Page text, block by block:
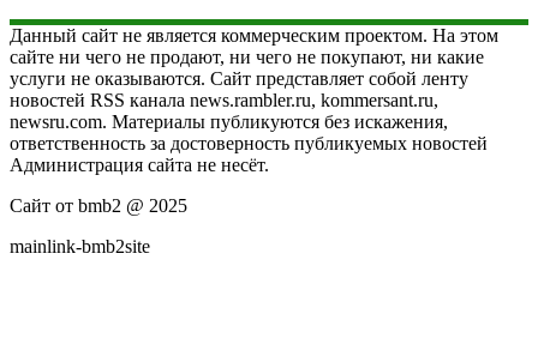
Данный сайт не является коммерческим проектом. На этом
сайте ни чего не продают, ни чего не покупают, ни какие
услуги не оказываются. Сайт представляет собой ленту
новостей RSS канала news.rambler.ru, kommersant.ru,
newsru.com. Материалы публикуются без искажения,
ответственность за достоверность публикуемых новостей
Администрация сайта не несёт.
Сайт от bmb2 @ 2025
mainlink-bmb2site